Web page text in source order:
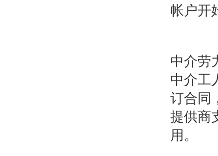
帐户开
中介劳
中介工
订合同
提供商
用。